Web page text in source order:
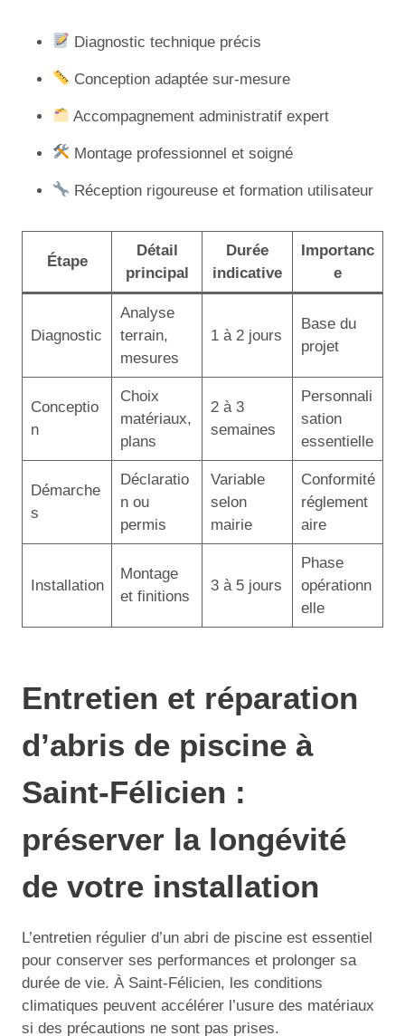
Diagnostic technique précis
Conception adaptée sur-mesure
Accompagnement administratif expert
Montage professionnel et soigné
Réception rigoureuse et formation utilisateur
Étape
Détail
principal
Durée
indicative
Importanc
e
Diagnostic
Analyse
terrain,
mesures
1 à 2 jours
Base du
projet
Conceptio
n
Choix
matériaux,
plans
2 à 3
semaines
Personnali
sation
essentielle
Démarche
s
Déclaratio
n ou
permis
Variable
selon
mairie
Conformité
réglement
aire
Installation
Montage
et finitions
3 à 5 jours
Phase
opérationn
elle
Entretien et réparation
d’abris de piscine à
Saint-Félicien :
préserver la longévité
de votre installation
L’entretien régulier d’un abri de piscine est essentiel
pour conserver ses performances et prolonger sa
durée de vie. À Saint-Félicien, les conditions
climatiques peuvent accélérer l’usure des matériaux
si des précautions ne sont pas prises.